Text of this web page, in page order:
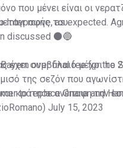
που μένει είναι οι
του.
Inter move, as expected.
discussed ⚫️🔵
over final fee for the
to replace Onana and
July 15, 2023
έχει συμβόλαιο μέχρι το
της σεζόν που
κράτησε ανέπαφη την